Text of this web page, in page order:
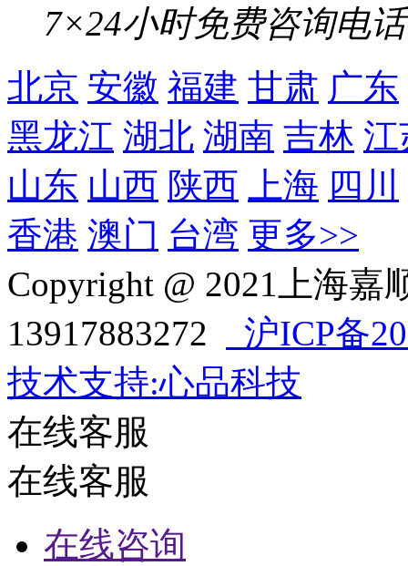
7×24小时免费咨询电话
北京 安徽 福建 甘肃 广东
黑龙江 湖北 湖南 吉林 江
山东 山西 陕西 上海 四川
香港 澳门 台湾 更多>>
Copyright @ 2021上海
13917883272
沪ICP备
技术支持:心品科技
在线客服
在线客服
在线咨询